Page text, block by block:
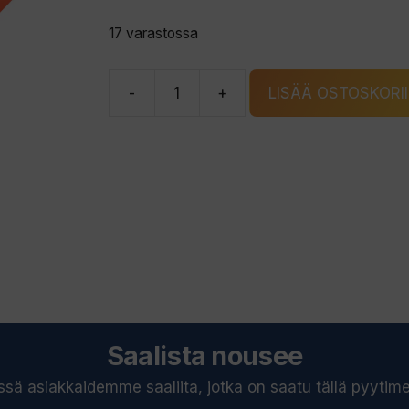
17 varastossa
- + LISÄÄ
Saalista nousee
asiakkaidemme saaliita, jotka on saatu tällä